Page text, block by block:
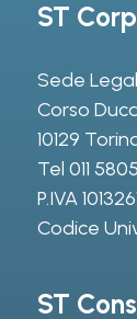
ST
Sede
Corso
10129
Tel 011
P.IVA
Codice
ST